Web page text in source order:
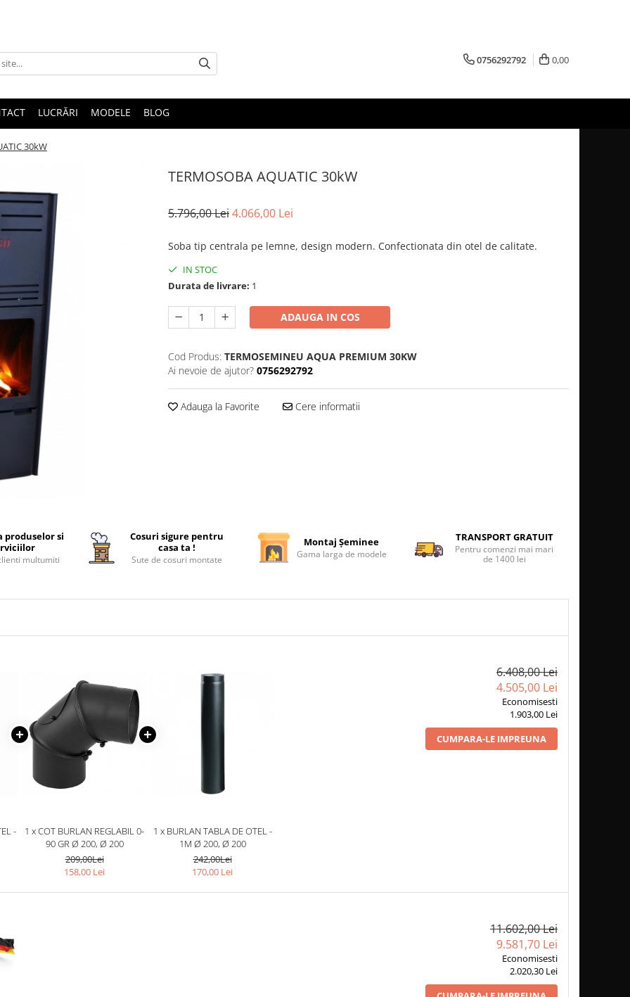
0756292792 0,00
LUCRĂRI MODELE BLOG
30kW
TERMOSOBA AQUATIC 30kW
5.796,00 Lei4.066,00 Lei
Soba tip centrala pe lemne, design modern. Confectionata din otel de calitate.
IN STOC
Durata de livrare: 1
ADAUGA IN COS
Cod Produs: TERMOSEMINEU AQUA PREMIUM 30KW
Ai nevoie de ajutor? 0756292792
Adauga la Favorite Cere informatii
produselor si
multumiti
Cosuri sigure pentru
casa ta !
Sute de cosuri montate
Montaj Șeminee
Gama larga de modele
TRANSPORT GRATUIT
Pentru comenzi mai mari
de 1400 lei
-
1 x COT BURLAN REGLABIL 0-
90 GR Ø 200, Ø 200
209,00Lei
158,00 Lei
1 x BURLAN TABLA DE OTEL -
1M Ø 200, Ø 200
242,00Lei
170,00 Lei
6.408,00 Lei
4.505,00 Lei
Economisesti
1.903,00 Lei
CUMPARA-LE IMPREUNA
11.602,00 Lei
9.581,70 Lei
Economisesti
2.020,30 Lei